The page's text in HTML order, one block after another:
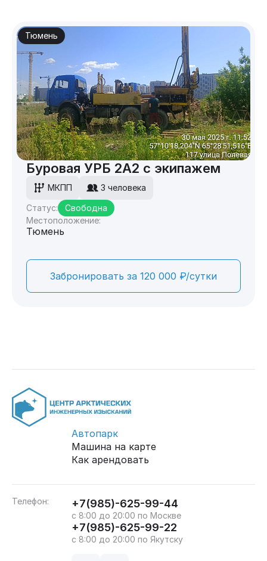
Тюмень
Буровая УРБ 2А2 с экипажем
МКПП
3 человека
Статус:
Свободна
Местоположение:
Тюмень
Забронировать за 120 000 ₽/сутки
Автопарк
Машина на карте
Как арендовать
Телефон: +7(985)-625-99-44
с 8:00 до 20:00 по Москве
+7(985)-625-99-22
с 8:00 до 20:00 по Якутску